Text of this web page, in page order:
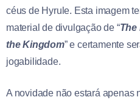
céus de Hyrule. Esta imagem
material de divulgação de “The
the Kingdom” e certamente
jogabilidade.
A novidade não estará apenas